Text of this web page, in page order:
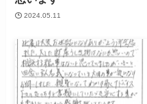
2024.05.11